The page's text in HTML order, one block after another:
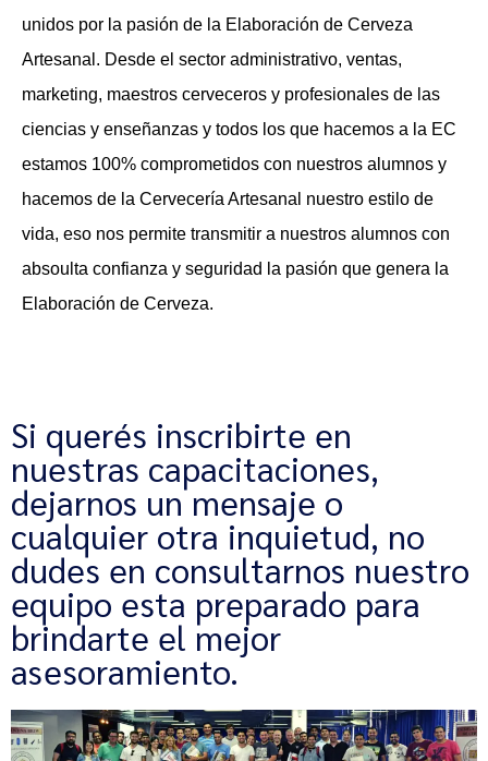
unidos por la pasión de la Elaboración de Cerveza
Artesanal. Desde el sector administrativo, ventas,
marketing, maestros cerveceros y profesionales de las
ciencias y enseñanzas y todos los que hacemos a la EC
estamos 100% comprometidos con nuestros alumnos y
hacemos de la Cervecería Artesanal nuestro estilo de
vida, eso nos permite transmitir a nuestros alumnos con
absoulta confianza y seguridad la pasión que genera la
Elaboración de Cerveza.
Si querés inscribirte en
nuestras capacitaciones,
dejarnos un mensaje o
cualquier otra inquietud, no
dudes en consultarnos nuestro
equipo esta preparado para
brindarte el mejor
asesoramiento.